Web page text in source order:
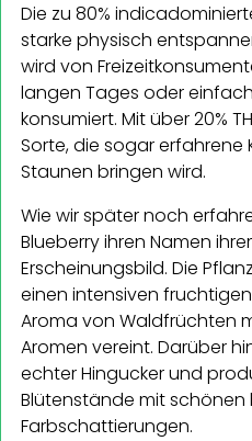
Die zu 80%
starke physisch
wird von
langen Tages oder
konsumiert. Mit über 20%
Sorte, die sogar erfahrene
Staunen bringen wird.
Wie wir später noch
Blueberry ihren Namen
Erscheinungsbild. Die
einen intensiven
Aroma von Waldfrüchten
Aromen vereint. Darüber
echter Hingucker und
Blütenstände mit schönen
Farbschattierungen.